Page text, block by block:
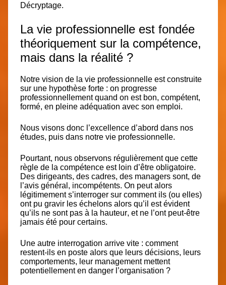
Décryptage.
La vie professionnelle est fondée
théoriquement sur la compétence,
mais dans la réalité ?
Notre vision de la vie professionnelle est construite
sur une hypothèse forte : on progresse
professionnellement quand on est bon, compétent,
formé, en pleine adéquation avec son emploi.
Nous visons donc l’excellence d’abord dans nos
études, puis dans notre vie professionnelle.
Pourtant, nous observons régulièrement que cette
règle de la compétence est loin d’être obligatoire.
Des dirigeants, des cadres, des managers sont, de
l’avis général, incompétents. On peut alors
légitimement s’interroger sur comment ils (ou elles)
ont pu gravir les échelons alors qu’il est évident
qu’ils ne sont pas à la hauteur, et ne l’ont peut-être
jamais été pour certains.
Une autre interrogation arrive vite : comment
restent-ils en poste alors que leurs décisions, leurs
comportements, leur management mettent
potentiellement en danger l’organisation ?